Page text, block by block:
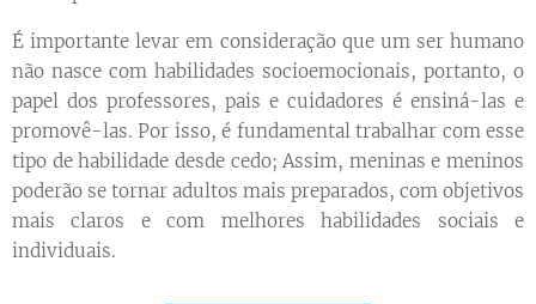
É importante levar em consideração que um ser humano
não nasce com habilidades socioemocionais, portanto, o
papel dos professores, pais e cuidadores é ensiná-las e
promovê-las. Por isso, é fundamental trabalhar com esse
tipo de habilidade desde cedo; Assim, meninas e meninos
poderão se tornar adultos mais preparados, com objetivos
mais claros e com melhores habilidades sociais e
individuais.